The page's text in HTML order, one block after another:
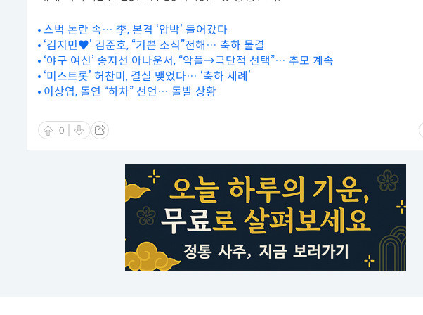
스벅 논란 속… 李, 본격 ‘압박’ 들어갔다
‘김지민♥’ 김준호, “기쁜 소식”전해… 축하 물결
‘야구 여신’ 송지선 아나운서, “악플→극단적 선택”… 추모 계속
‘미스트롯’ 허찬미, 결실 맺었다… ‘축하 세례’
이상엽, 돌연 “하차” 선언… 돌발 상황
0